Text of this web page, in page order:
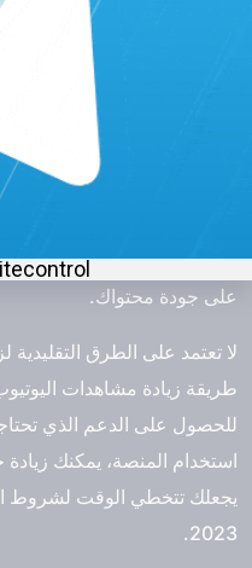
أنشئ حساب جوجل
يوتيوب لتتمكن من
قم بتفعيل عرض
احترام الإرشادات
من الناحية الأخرى، يعد
المال من يوتيوب، بشرط
على جودة محتواك.
لا تعتمد على الطرق التقليدية
طريقة زيادة مشاهدات
للحصول على الدعم الذي
استخدام المنصة، يمكنك زيادة
يجعلك تتخطي الوقت لشروط
2023.